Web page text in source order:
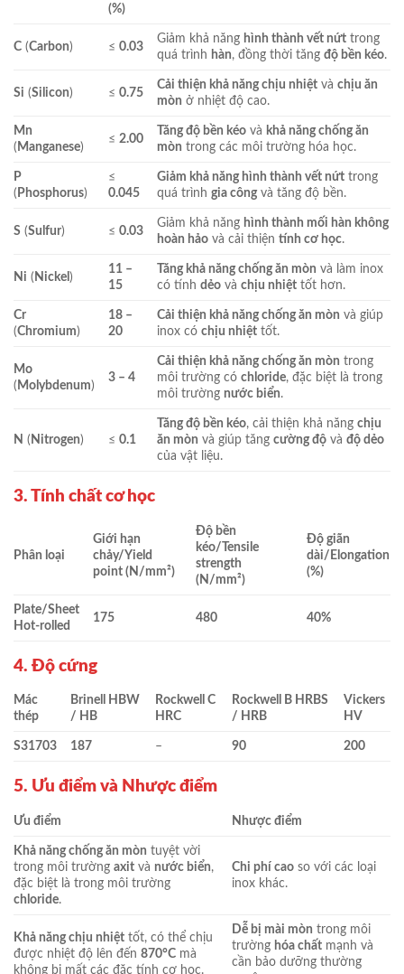
(%)
C (Carbon) ≤0.03
Giảm khả năng hình thành vết nứt trong
quá trình hàn, đồng thời tăngđộ bền kéo.
Si (Silicon) ≤0.75
Cải thiện khả năng chịu nhiệt vàchịu ăn
mòn ở nhiệt độ cao.
Mn
( Manganese)
≤ 2.00
Tăng độ bền kéo và khả năng chống ăn
mòn trong các môi trường hóa học.
P
( Phosphorus)
≤
0.045
Giảm khả năng hình thành vết nứt trong
quá trìnhgia côngvà tăng độ bền.
S (Sulfur) ≤0.03
Giảm khả năng hình thành mối hàn không
hoàn hảo và cải thiệntính cơ học.
Ni ( Nickel )
11 –
15
Tăng khả năng chống ăn mòn và làm inox
có tínhdẻo vàchịu nhiệt tốt hơn.
Cr
(Chromium)
18 –
20
Cải thiện khả năng chống ăn mòn và giúp
inox cóchịu nhiệt tốt.
Mo
( Molybdenum)
3 – 4
Cải thiện khả năng chống ăn mòn trong
môi trường cóchloride, đặc biệt là trong
môi trường nước biển.
N ( Nitrogen) ≤0.1
Tăng độ bền kéo, cải thiện khả năngchịu
ăn mòn và giúp tăngcường độ vàđộ dẻo
của vật liệu.
3. Tính chất cơ học
Phân loại
Giới hạn
chảy/Yield
point (N/mm²)
Độ bền
kéo/Tensile
strength
(N/mm²)
Độ giãn
dài/Elongation
(%)
Plate/Sheet
Hot-rolled
175 480 40%
4. Độ cứng
Mác
thép
Brinell HBW
/ HB
Rockwell C
HRC
Rockwell B HRBS
/ HRB
Vickers
HV
S31703 187 – 90 200
5. Ưu điểm và Nhược điểm
Ưu điểm Nhược điểm
Khả năng chống ăn mòn tuyệt vời
trong môi trường axit và nước biển,
đặc biệt là trong môi trường
chloride.
Chi phí cao so với các loại
inox khác.
Khả năng chịu nhiệt tốt, có thể chịu
được nhiệt độ lên đến 870°C mà
không bị mất các đặc tính cơ học.
Dễ bị mài mòn trong môi
trường hóa chất mạnh và
cần bảo dưỡng thường